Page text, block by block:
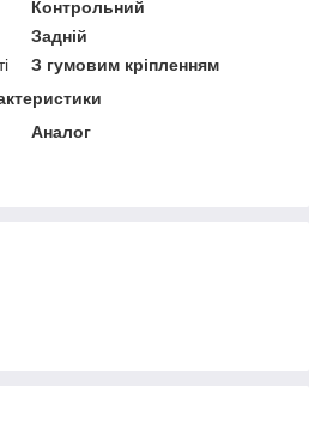
Контрольний
Задній
З гумовим кріпленням
Аналог